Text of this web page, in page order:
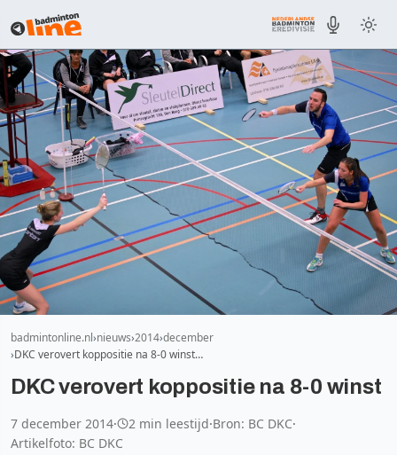
badmintonline.nl nieuws 2014 december
DKC verovert koppositie na 8-0 winst…
DKC verovert koppositie na 8-0 winst
7 december 2014· 2 min leestijd·Bron: BC DKC·
Artikelfoto: BC DKC